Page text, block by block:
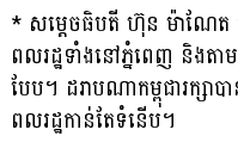
* សម្តេចធិបតី ហ៊ុន ម៉ាណែត ប
ពលរដ្ឋទាំងនៅភ្នំពេញ និងតា
បែប។ ដរាបណាកម្ពុជារក្សា
ពលរដ្ឋកាន់តែទំនើប។